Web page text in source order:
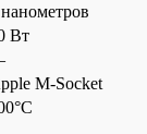
Вт
M-Socket